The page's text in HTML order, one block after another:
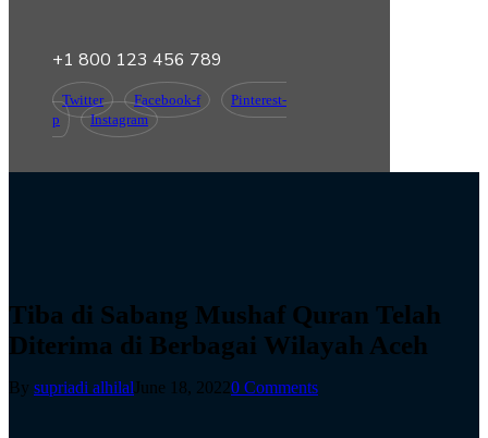
+1 800 123 456 789
Twitter Facebook-f
Pinterest-
p
Instagram
Tiba di Sabang Mushaf Quran Telah
Diterima di Berbagai Wilayah Aceh
By supriadi alhilal June 18, 20220 Comments